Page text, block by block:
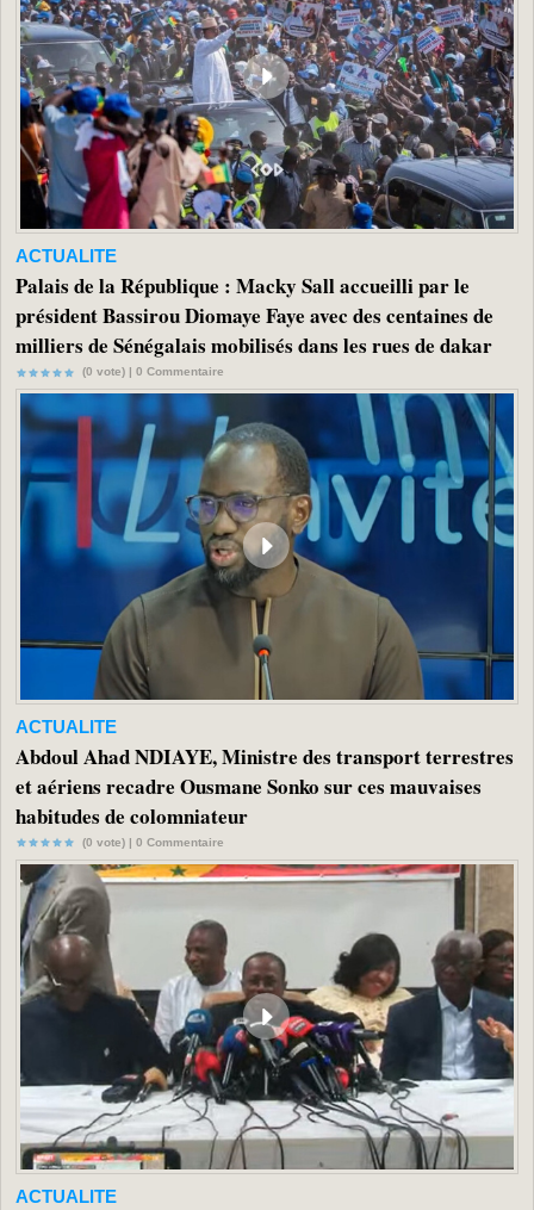
ACTUALITE
Palais de la République : Macky Sall accueilli par le
président Bassirou Diomaye Faye avec des centaines de
milliers de Sénégalais mobilisés dans les rues de dakar
(0 vote) | 0 Commentaire
ACTUALITE
Abdoul Ahad NDIAYE, Ministre des transport terrestres
et aériens recadre Ousmane Sonko sur ces mauvaises
habitudes de colomniateur
(0 vote) | 0 Commentaire
ACTUALITE